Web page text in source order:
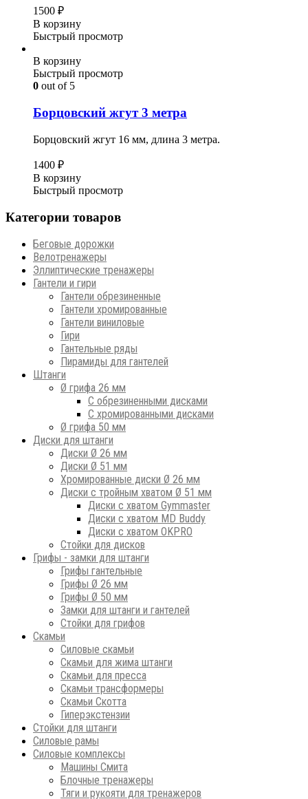
1500 ₽
В корзину
Быстрый просмотр
В корзину
Быстрый просмотр
0 out of 5
Борцовский жгут 3 метра
Борцовский жгут 16 мм, длина 3 метра.
1400 ₽
В корзину
Быстрый просмотр
Категории товаров
Беговые дорожки
Велотренажеры
Эллиптические тренажеры
Гантели и гири
Гантели обрезиненные
Гантели хромированные
Гантели виниловые
Гири
Гантельные ряды
Пирамиды для гантелей
Штанги
Ø грифа 26 мм
С обрезиненными дисками
С хромированными дисками
Ø грифа 50 мм
Диски для штанги
Диски Ø 26 мм
Диски Ø 51 мм
Хромированные диски Ø 26 мм
Диски с тройным хватом Ø 51 мм
Диски с хватом Gymmaster
Диски с хватом MD Buddy
Диски с хватом OKPRO
Стойки для дисков
Грифы - замки для штанги
Грифы гантельные
Грифы Ø 26 мм
Грифы Ø 50 мм
Замки для штанги и гантелей
Стойки для грифов
Скамьи
Силовые скамьи
Скамьи для жима штанги
Скамьи для пресса
Скамьи трансформеры
Скамьи Скотта
Гиперэкстензии
Стойки для штанги
Силовые рамы
Силовые комплексы
Машины Смита
Блочные тренажеры
Тяги и рукояти для тренажеров